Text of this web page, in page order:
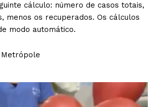
cálculo: número de casos totais,
menos os recuperados. Os cálculos
modo automático.
Metrópole